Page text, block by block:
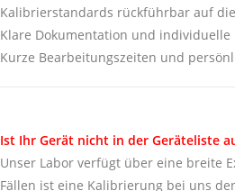
Kalibrierstandards rückführbar auf
Klare Dokumentation und
Kurze Bearbeitungszeiten und
Ist Ihr Gerät nicht in der Geräteliste
Unser Labor verfügt über eine breite
Fällen ist eine Kalibrierung bei uns